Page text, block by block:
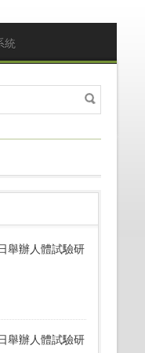
統
搜
尋
舉辦人體試驗研
舉辦人體試驗研